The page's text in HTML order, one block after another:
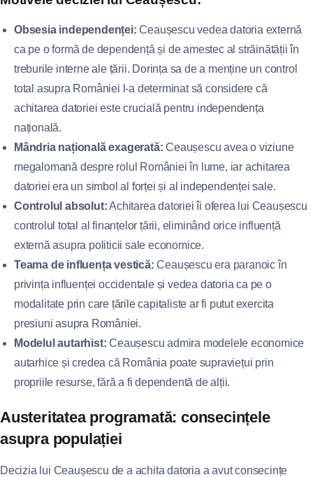
Obsesia independenței:Ceaușescu vedea datoria externă
ca pe o formă de dependență și de amestec al străinătății în
treburile interne ale țării. Dorința sa de a menține un control
total asupra României l-a determinat să considere că
achitarea datoriei este crucială pentru independența
națională.
Mândria națională exagerată: Ceaușescu avea o viziune
megalomană despre rolul României în lume, iar achitarea
datoriei era un simbol al forței și al independenței sale.
Controlul absolut:Achitarea datoriei îi oferea lui Ceaușescu
controlul total al finanțelor țării, eliminând orice influență
externă asupra politicii sale economice.
Teama de influența vestică:Ceaușescu era paranoic în
privința influenței occidentale și vedea datoria ca pe o
modalitate prin care țările capitaliste ar fi putut exercita
presiuni asupra României.
Modelul autarhist: Ceaușescu admira modelele economice
autarhice și credea că România poate supraviețui prin
propriile resurse, fără a fi dependentă de alții.
Austeritatea programată: consecințele
asupra populației
Decizia lui Ceaușescu de a achita datoria a avut consecințe